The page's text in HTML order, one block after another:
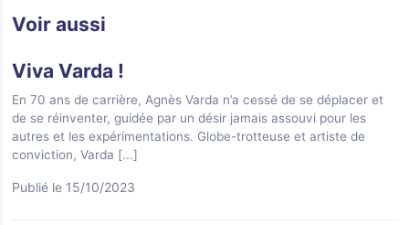
Voir aussi
Viva Varda !
En 70 ans de carrière, Agnès Varda n’a cessé de se déplacer et
de se réinventer, guidée par un désir jamais assouvi pour les
autres et les expérimentations. Globe-trotteuse et artiste de
conviction, Varda [...]
Publié le 15/10/2023